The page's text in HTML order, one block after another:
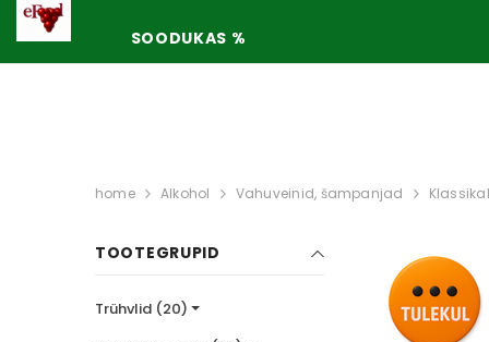
SOODUKAS %
home Alkohol Vahuveinid, šampanjad
TOOTEGRUPID
Trühvlid (20)
Soodus
Kaup laos Kaup